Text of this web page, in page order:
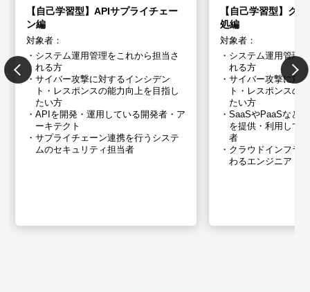
【自己学習型】APIサプライチェー
ン編
対象者：
システム運用管理をこれから担当さ
れる方
サイバー攻撃に対するインシデン
ト・レスポンスの能力向上を目指し
たい方
APIを開発・運用している開発者・ア
ーキテクト
サプライチェーン連携を行うシステ
ムの​セキュリティ担当者
【自己学習型】ク
処編
対象者：
システム運用管理
れる方
サイバー攻撃に対
ト・レスポンスの
たい方
SaaSやPaaSなど
を提供・利用して
者
クラウドインフラ
わるエンジニア